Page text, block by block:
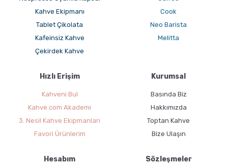
Kahve Ekipmanı
Tablet Çikolata
Kafeinsiz Kahve
Çekirdek Kahve
Cook
Neo Barista
Melitta
Hızlı Erişim
Kahveni Bul
Kahve.com Akademi
3. Nesil Kahve Ekipmanları
Favori Ürünlerim
Kurumsal
Basında Biz
Hakkımızda
Toptan Kahve
Bize Ulaşın
Hesabım Sözleşmeler